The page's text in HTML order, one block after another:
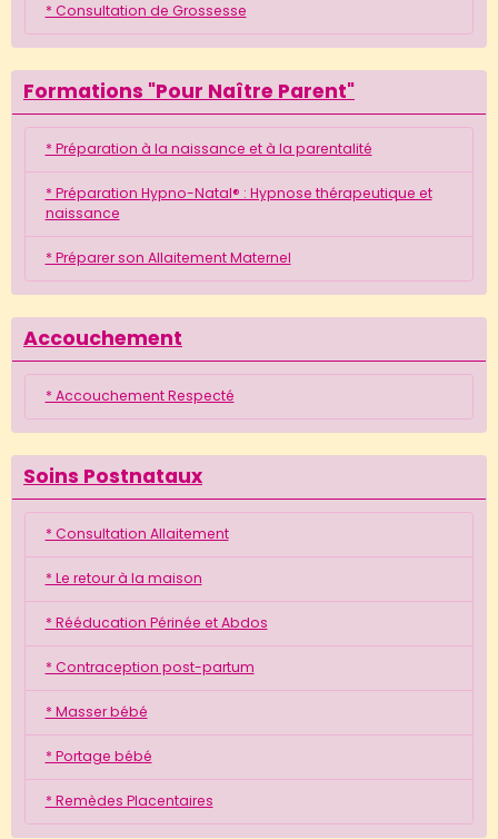
* Consultation de Grossesse
Formations "Pour Naître Parent"
* Préparation à la naissance et à la parentalité
* Préparation Hypno-Natal® : Hypnose thérapeutique et
naissance
* Préparer son Allaitement Maternel
Accouchement
* Accouchement Respecté
Soins Postnataux
* Consultation Allaitement
* Le retour à la maison
* Rééducation Périnée et Abdos
* Contraception post-partum
* Masser bébé
* Portage bébé
* Remèdes Placentaires